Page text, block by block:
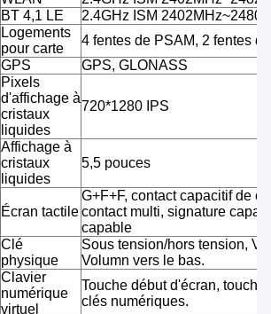
BT 4,1 LE
2.4GHz ISM
Logements
pour carte
4 fentes de PSAM, 2 fentes
GPS GPS, GLONASS
Pixels
d'affichage à
cristaux
liquides
720*1280 IPS
Affichage à
cristaux
liquides
5,5 pouces
Écran tactile
G+F+F, contact capacitif de
contact multi, signature
capable
Clé
physique
Sous tension/hors tension,
Volumn vers le bas.
Clavier
numérique
virtuel
Touche début d'écran, touche
clés numériques.